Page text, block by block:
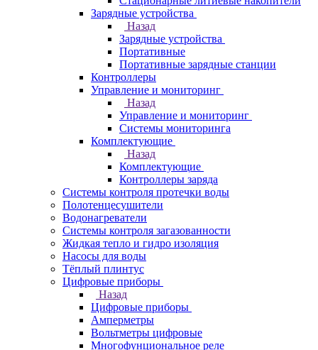
Зарядные устройства
Назад
Зарядные устройства
Портативные
Портативные зарядные станции
Контроллеры
Управление и мониторинг
Назад
Управление и мониторинг
Системы мониторинга
Комплектующие
Назад
Комплектующие
Контроллеры заряда
Системы контроля протечки воды
Полотенцесушители
Водонагреватели
Системы контроля загазованности
Жидкая тепло и гидро изоляция
Насосы для воды
Тёплый плинтус
Цифровые приборы
Назад
Цифровые приборы
Амперметры
Вольтметры цифровые
Многофунциональное реле